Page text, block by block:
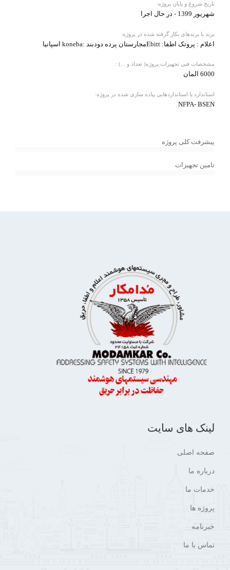
تاریخ شروع و پایان پروژه:
شهریور 1399 - در حال اجرا
برند یا برندهای بکار گرفته شده در پروژه:
اعلام : پروتک اطفا: Ebittمجارستان پرده دودبند :koneba اسپانیا
مشخصات فنی تجهیزات پروژه( تعداد و ...) :
6000 المان
استاندارد یا استانداردهایی پیاده سازی شده در پروژه:
NFPA- BSEN
پیشرفت کلی پروژه
تامین تجهیزات
لینک های سایت
صفحه اصلی
درباره ما
خدمات ما
پروژه ها
خبرنامه
تماس با ما